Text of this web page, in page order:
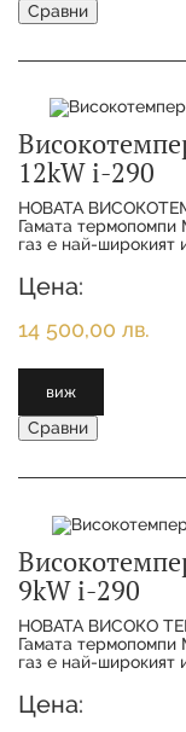
Сравни
12kW i-290
НОВАТА
Гамата термопомпи
газ е най-широкият
Цена:
14 500,00 лв.
виж
Сравни
9kW i-290
НОВАТА ВИСОКО
Гамата термопомпи
газ е най-широкият
Цена: